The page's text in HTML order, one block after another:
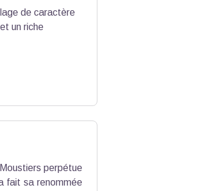
de caractère
un riche
perpétue
fait sa renommée